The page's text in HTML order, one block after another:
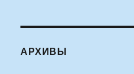
АРХИВЫ